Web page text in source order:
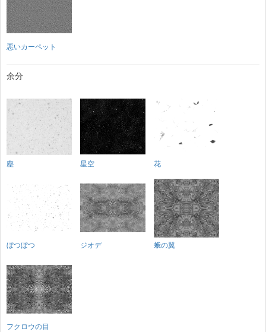
悪いカーペット
余分
塵 星空 花
ぼつぼつ ジオデ 蛾の翼
フクロウの目